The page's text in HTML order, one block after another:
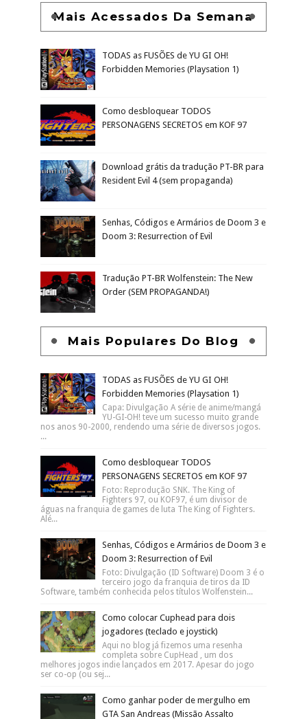
Mais Acessados Da Semana
TODAS as FUSÕES de YU GI OH!
Forbidden Memories (Playsation 1)
Como desbloquear TODOS
PERSONAGENS SECRETOS em KOF 97
Download grátis da tradução PT-BR para
Resident Evil 4 (sem propaganda)
Senhas, Códigos e Armários de Doom 3 e
Doom 3: Resurrection of Evil
Tradução PT-BR Wolfenstein: The New
Order (SEM PROPAGANDA!)
Mais Populares Do Blog
TODAS as FUSÕES de YU GI OH!
Forbidden Memories (Playsation 1)
Capa: Divulgação A série de anime/mangá
YU-GI-OH! teve um sucesso muito grande
nos anos 90-2000, rendendo uma série de diversos jogos.
...
Como desbloquear TODOS
PERSONAGENS SECRETOS em KOF 97
Foto: Reprodução SNK. The King of
Fighters 97, ou KOF97, é um divisor de
águas na franquia de games de luta The King of Fighters.
Alé...
Senhas, Códigos e Armários de Doom 3 e
Doom 3: Resurrection of Evil
Foto: Divulgação (ID Software) Doom 3 é o
terceiro jogo da franquia de tiros da ID
Software, também conhecida pelos títulos Wolfenstein...
Como colocar Cuphead para dois
jogadores (teclado e joystick)
Aqui no blog já fizemos uma resenha
completa sobre CupHead , um dos
melhores jogos indie lançados em 2017. Apesar do jogo
ser co-op (ou sej...
Como ganhar poder de mergulho em
GTA San Andreas (Missão Assalto